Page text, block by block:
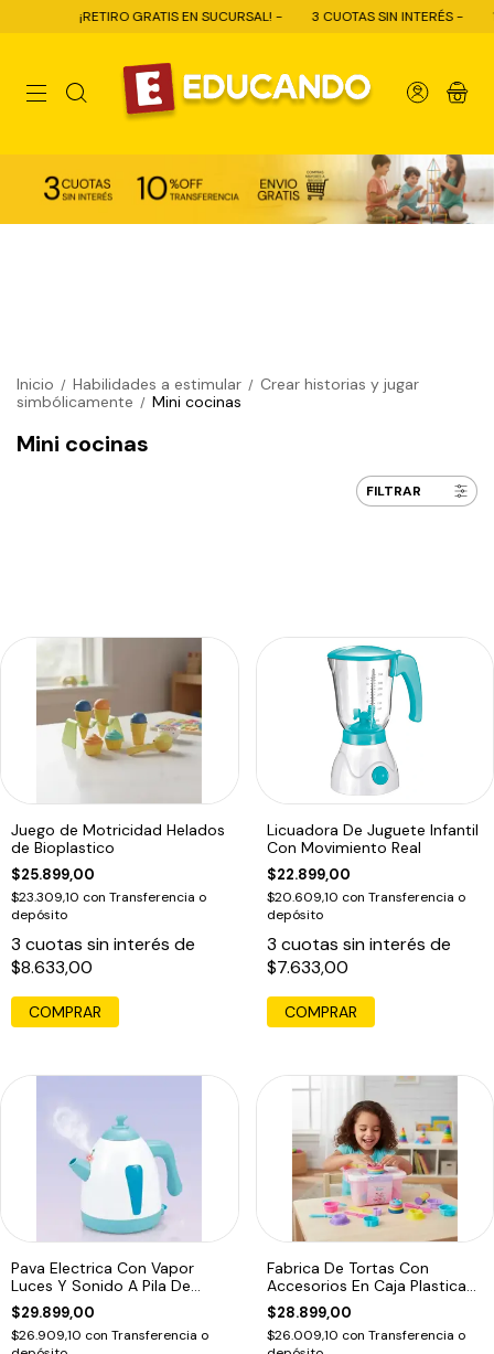
¡RETIRO GRATIS EN SUCURSAL! - 3 CUOTAS SIN INTERÉS - 10%
0
Inicio / Habilidades a estimular / Crear historias y jugar
simbólicamente / Mini cocinas
Mini cocinas
FILTRAR
Juego de Motricidad Helados
de Bioplastico
$25.899,00
$23.309,10 con Transferencia o
depósito
3 cuotas sin interés de
$8.633,00
Licuadora De Juguete Infantil
Con Movimiento Real
$22.899,00
$20.609,10 con Transferencia o
depósito
3 cuotas sin interés de
$7.633,00
Pava Electrica Con Vapor
Luces Y Sonido A Pila De
Juguete
$29.899,00
$26.909,10 con Transferencia o
Fabrica De Tortas Con
Accesorios En Caja Plastica
Tiny
$28.899,00
$26.009,10 con Transferencia o